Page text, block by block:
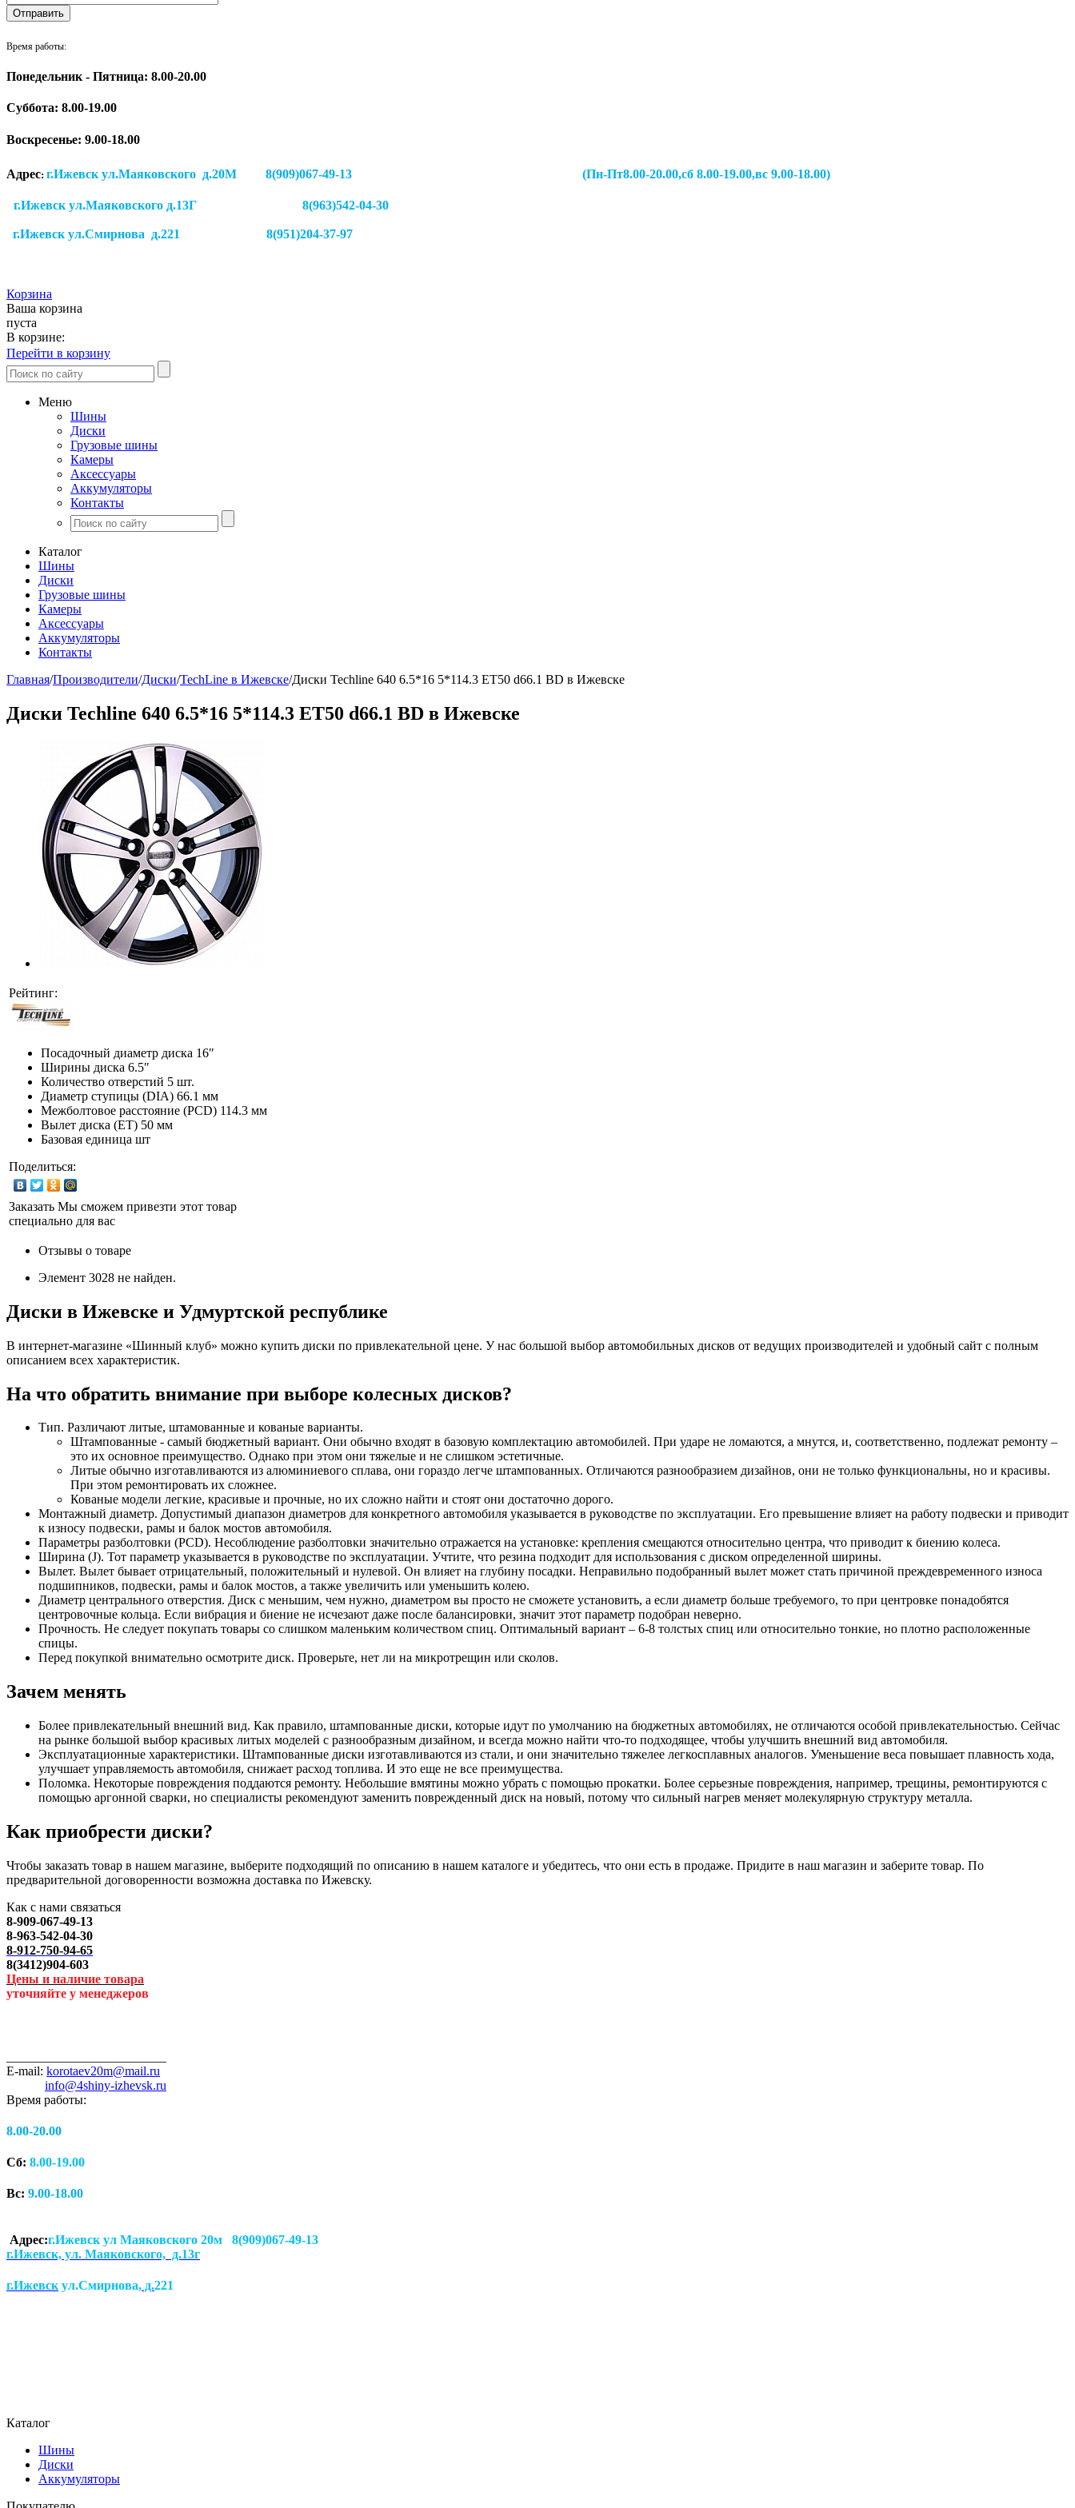
Время работы:
Понедельник - Пятница: 8.00-20.00
Суббота: 8.00-19.00
Воскресенье: 9.00-18.00
Адрес: г.Ижевск ул.Маяковского д.20М 8(909)067-49-13 (Пн-Пт8.00-20.00,сб 8.00-19.00,вс 9.00-18.00)
г.Ижевск ул.Маяковского д.13Г 8(963)542-04-30
г.Ижевск ул.Смирнова д.221 8(951)204-37-97
Корзина
Ваша корзина
пуста
В корзине:
Перейти в корзину
Меню
Шины
Диски
Грузовые шины
Камеры
Аксессуары
Аккумуляторы
Контакты
Каталог
Шины
Диски
Грузовые шины
Камеры
Аксессуары
Аккумуляторы
Контакты
Главная/Производители/Диски/TechLine в Ижевске/Диски Techline 640 6.5*16 5*114.3 ET50 d66.1 BD в Ижевске
Диски Techline 640 6.5*16 5*114.3 ET50 d66.1 BD в Ижевске
Рейтинг:
Посадочный диаметр диска 16″
Ширины диска 6.5″
Количество отверстий 5 шт.
Диаметр ступицы (DIA) 66.1 мм
Межболтовое расстояние (PCD) 114.3 мм
Вылет диска (ET) 50 мм
Базовая единица шт
Поделиться:
Заказать Мы сможем привезти этот товар
специально для вас
Отзывы о товаре
Элемент 3028 не найден.
Диски в Ижевске и Удмуртской республике
В интернет-магазине «Шинный клуб» можно купить диски по привлекательной цене. У нас большой выбор автомобильных дисков от ведущих производителей и удобный сайт с полным
описанием всех характеристик.
На что обратить внимание при выборе колесных дисков?
Тип. Различают литые, штамованные и кованые варианты.
Штампованные - самый бюджетный вариант. Они обычно входят в базовую комплектацию автомобилей. При ударе не ломаются, а мнутся, и, соответственно, подлежат ремонту –
это их основное преимущество. Однако при этом они тяжелые и не слишком эстетичные.
Литые обычно изготавливаются из алюминиевого сплава, они гораздо легче штампованных. Отличаются разнообразием дизайнов, они не только функциональны, но и красивы.
При этом ремонтировать их сложнее.
Кованые модели легкие, красивые и прочные, но их сложно найти и стоят они достаточно дорого.
Монтажный диаметр. Допустимый диапазон диаметров для конкретного автомобиля указывается в руководстве по эксплуатации. Его превышение влияет на работу подвески и приводит
к износу подвески, рамы и балок мостов автомобиля.
Параметры разболтовки (PCD). Несоблюдение разболтовки значительно отражается на установке: крепления смещаются относительно центра, что приводит к биению колеса.
Ширина (J). Тот параметр указывается в руководстве по эксплуатации. Учтите, что резина подходит для использования с диском определенной ширины.
Вылет. Вылет бывает отрицательный, положительный и нулевой. Он влияет на глубину посадки. Неправильно подобранный вылет может стать причиной преждевременного износа
подшипников, подвески, рамы и балок мостов, а также увеличить или уменьшить колею.
Диаметр центрального отверстия. Диск с меньшим, чем нужно, диаметром вы просто не сможете установить, а если диаметр больше требуемого, то при центровке понадобятся
центровочные кольца. Если вибрация и биение не исчезают даже после балансировки, значит этот параметр подобран неверно.
Прочность. Не следует покупать товары со слишком маленьким количеством спиц. Оптимальный вариант – 6-8 толстых спиц или относительно тонкие, но плотно расположенные
спицы.
Перед покупкой внимательно осмотрите диск. Проверьте, нет ли на микротрещин или сколов.
Зачем менять
Более привлекательный внешний вид. Как правило, штампованные диски, которые идут по умолчанию на бюджетных автомобилях, не отличаются особой привлекательностью. Сейчас
на рынке большой выбор красивых литых моделей с разнообразным дизайном, и всегда можно найти что-то подходящее, чтобы улучшить внешний вид автомобиля.
Эксплуатационные характеристики. Штампованные диски изготавливаются из стали, и они значительно тяжелее легкосплавных аналогов. Уменьшение веса повышает плавность хода,
улучшает управляемость автомобиля, снижает расход топлива. И это еще не все преимущества.
Поломка. Некоторые повреждения поддаются ремонту. Небольшие вмятины можно убрать с помощью прокатки. Более серьезные повреждения, например, трещины, ремонтируются с
помощью аргонной сварки, но специалисты рекомендуют заменить поврежденный диск на новый, потому что сильный нагрев меняет молекулярную структуру металла.
Как приобрести диски?
Чтобы заказать товар в нашем магазине, выберите подходящий по описанию в нашем каталоге и убедитесь, что они есть в продаже. Придите в наш магазин и заберите товар. По
предварительной договоренности возможна доставка по Ижевску.
Как с нами связаться
8-909-067-49-13
8-963-542-04-30
8-912-750-94-65
8(3412)904-603
Цены и наличие товара
уточняйте у менеджеров
E-mail: korotaev20m@mail.ru
info@4shiny-izhevsk.ru
Время работы:
8.00-20.00
Сб: 8.00-19.00
Вс: 9.00-18.00
Адрес:г.Ижевск ул Маяковского 20м 8(909)067-49-13
г.Ижевск, ул. Маяковского, д.13г
г.Ижевск ул.Смирнова, д.221
Каталог
Шины
Диски
Аккумуляторы